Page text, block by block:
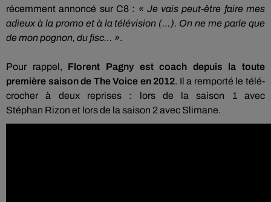
récemment annoncé sur C8 : « Je vais peut-être faire mes
adieux à la promo et à la télévision (…). On ne me parle que
de mon pognon, du fisc… ».
Pour rappel, Florent Pagny est coach depuis la toute
première saison de TheVoice en 2012. Il a remporté le télé-
crocher à deux reprises :
lors de la saison 1 avec
Stéphan Rizon et lors de la saison 2 avec Slimane.